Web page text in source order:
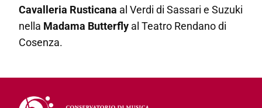
Cavalleria Rusticana al Verdi di Sassari e Suzuki
nella Madama Butterfly al Teatro Rendano di
Cosenza.